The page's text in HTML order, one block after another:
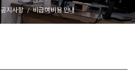
공지사항 비급여 비용 안내